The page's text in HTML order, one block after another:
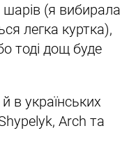
шарів (я вибирала
легка куртка),
тоді дощ буде
в українських
Arch та